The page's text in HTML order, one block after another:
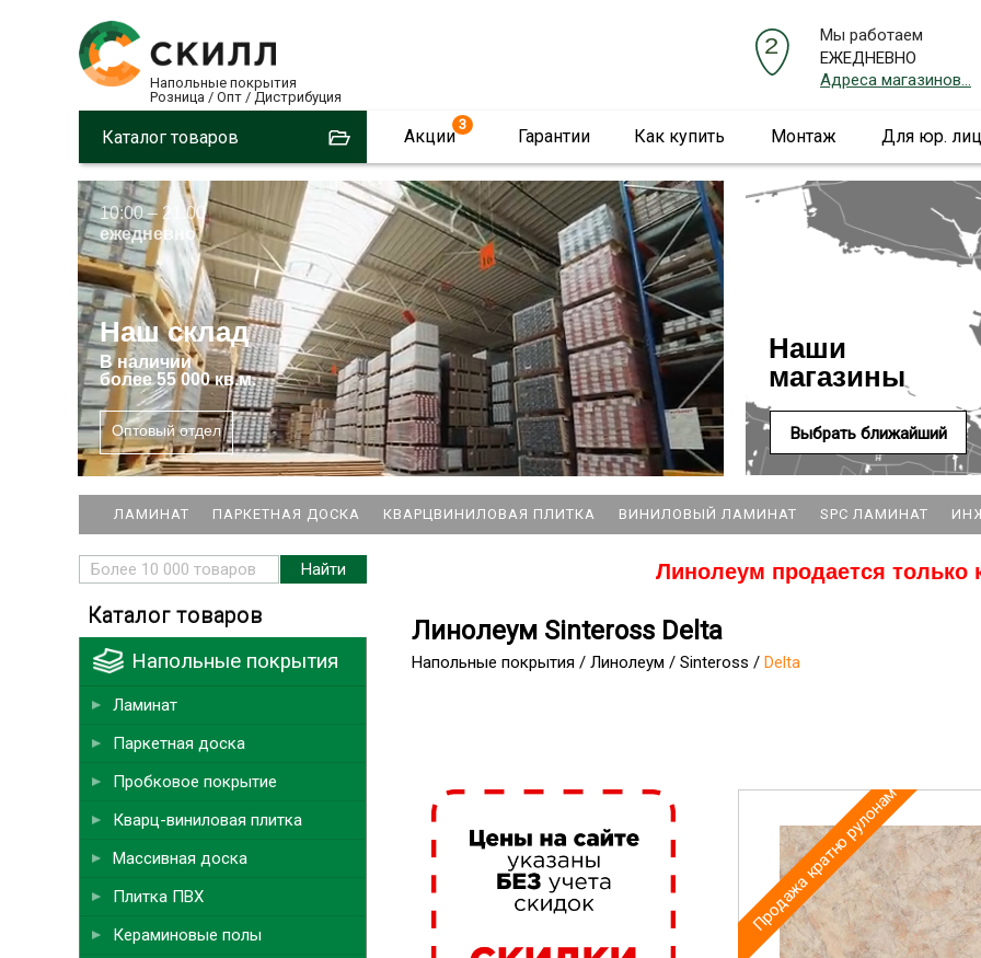
Напольные покрытия
Розница / Опт / Дистрибуция
Мы работаем
ЕЖЕДНЕВНО
Адреса магазинов...
Каталог товаров Акции
3
Гарантии Как купить Монтаж Для юр. лиц
10:00 – 21:00
ежедневно
Наш склад
Вналичии
более 55 000 кв.м.
Оптовый отдел
Наши
магазины
Выбрать ближайший
ЛАМИНАТ ПАРКЕТНАЯ ДОСКА КВАРЦВИНИЛОВАЯ ПЛИТКА ВИНИЛОВЫЙ ЛАМИНАТ SPC ЛАМИНАТ
Линолеум продается только
Линолеум Sinteross Delta
Напольные покрытия / Линолеум / Sinteross / Delta
Продажа кратно рулонам
Каталог товаров
Напольные покрытия
Ламинат
Паркетная доска
Пробковое покрытие
Кварц-виниловая плитка
Массивная доска
Плитка ПВХ
Кераминовые полы